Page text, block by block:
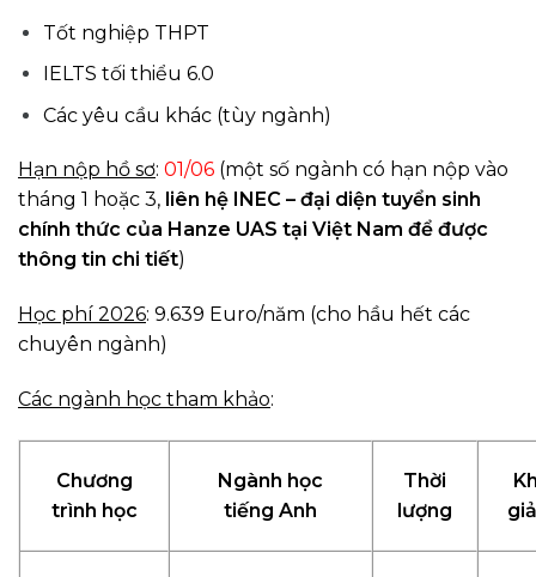
Tốt nghiệp THPT
IELTS tối thiểu 6.0
Các yêu cầu khác (tùy ngành)
Hạn nộp hồ sơ: 01/06 (một số ngành có hạn nộp vào
tháng 1 hoặc 3, liên hệ INEC – đại diện tuyển sinh
chính thức của Hanze UAS tại Việt Nam để được
thông tin chi tiết)
Học phí 2026: 9.639 Euro/năm (cho hầu hết các
chuyên ngành)
Các ngành học tham khảo:
Chương
trình học
Ngành học
tiếng Anh
Thời
lượng